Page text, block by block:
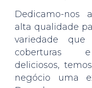
Dedicamo-nos
alta qualidade
variedade
coberturas e
deliciosos,
negócio uma